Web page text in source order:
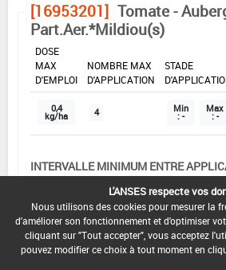
[16953201] Tomate -
Part.Aer.*Mildiou(s)
DOSE
MAX
D'EMPLOI
NOMBRE MAX
D'APPLICATION
STADE
0,4
kg/ha 4 Min
: -
Max
: -
INTERVALLE MINIMUM ENTRE
DISTANCE DE SÉCURITÉ RIVERAIN ET
PRÉSENTES :
Se référer à la catégorie «
L'ANSES respecte vos
Nous utilisons des cookies pour mesurer la
d'améliorer son fonctionnement et d'optimiser
cliquant sur "Tout accepter", vous acceptez
pouvez modifier ce choix à tout moment en